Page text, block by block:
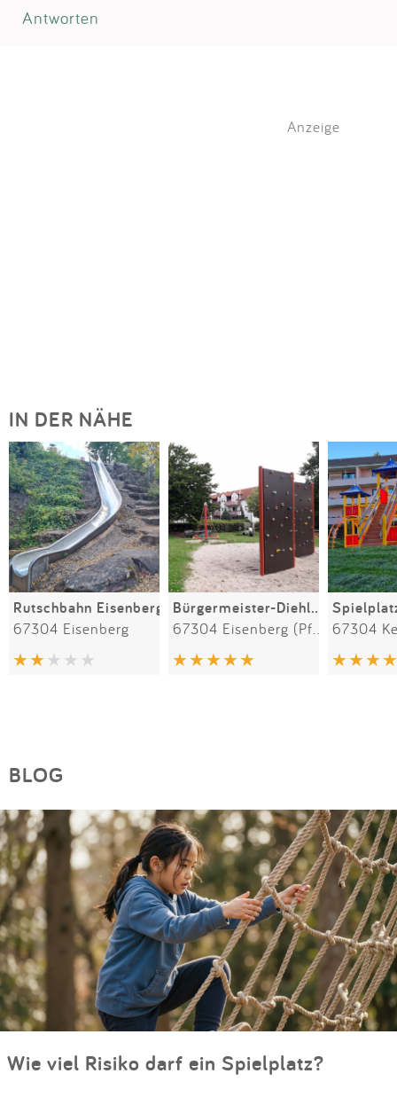
Antworten
Anzeige
IN DER NÄHE
Rutschbahn Eisenberg
67304 Eisenberg
Bürgermeister-Diehl-Straße
67304
BLOG
Wie viel Risiko darf ein Spielplatz?